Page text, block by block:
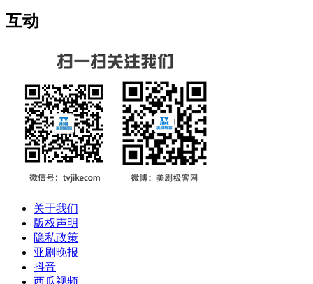
互动
关于我们
版权声明
隐私政策
亚剧晚报
抖音
西瓜视频